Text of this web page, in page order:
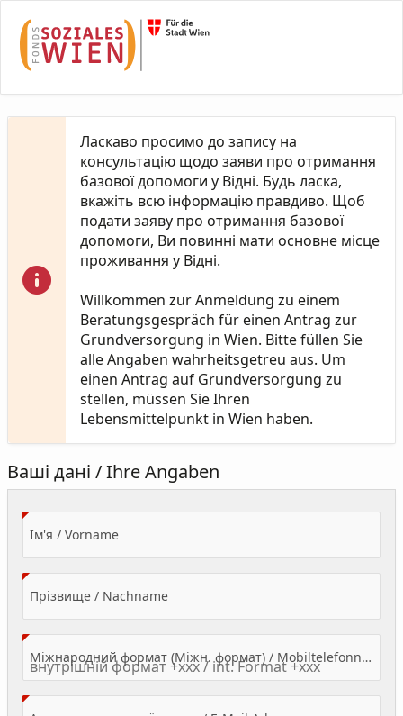
Ласкаво просимо до запису на
консультацію щодо заяви про отримання
базової допомоги у Відні. Будь ласка,
вкажіть всю інформацію правдиво. Щоб
подати заяву про отримання базової
допомоги, Ви повинні мати основне місце
проживання у Відні.
Willkommen zur Anmeldung zu einem
Beratungsgespräch für einen Antrag zur
Grundversorgung in Wien. Bitte füllen Sie
alle Angaben wahrheitsgetreu aus. Um
einen Antrag auf Grundversorgung zu
stellen, müssen Sie Ihren
Lebensmittelpunkt in Wien haben.
Ваші дані / Ihre Angaben
Ім'я / Vorname(Value Required)
Прізвище / Nachname(Value Required)
Міжнародний формат (Міжн. формат) / Mobiltelefonnummer